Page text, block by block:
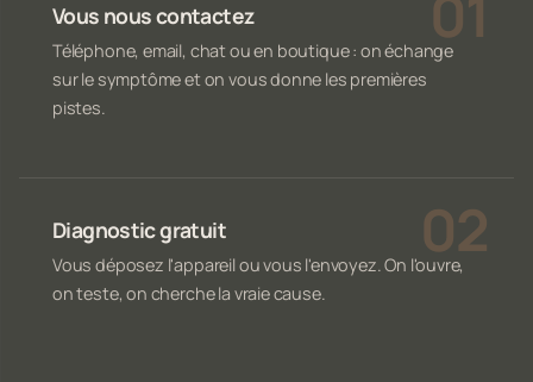
Vous nous contactez
Téléphone, email, chat ou en boutique : on échange
sur le symptôme et on vous donne les premières
pistes.
Diagnostic gratuit
Vous déposez l'appareil ou vous l'envoyez. On l'ouvre,
on teste, on cherche la vraie cause.